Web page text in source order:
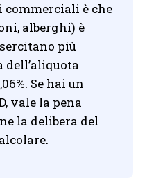
è che
alberghi) è
più
dell’aliquota
Se hai un
vale la pena
la delibera del